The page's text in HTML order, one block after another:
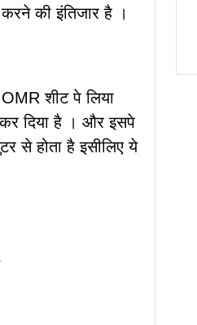
की इंतिजार है ।
OMR शीट पे लिया
कर दिया है । और इसपे
से होता है इसीलिए ये